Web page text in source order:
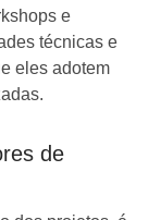
e
técnicas e
eles adotem
de